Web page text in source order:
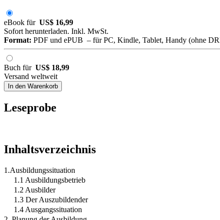
eBook für US$ 16,99
Sofort herunterladen. Inkl. MwSt.
Format: PDF und ePUB – für PC, Kindle, Tablet, Handy (ohne
Buch für US$ 18,99
Versand weltweit
In den Warenkorb
Leseprobe
Inhaltsverzeichnis
1.Ausbildungssituation
1.1 Ausbildungsbetrieb
1.2 Ausbilder
1.3 Der Auszubildender
1.4 Ausgangssituation